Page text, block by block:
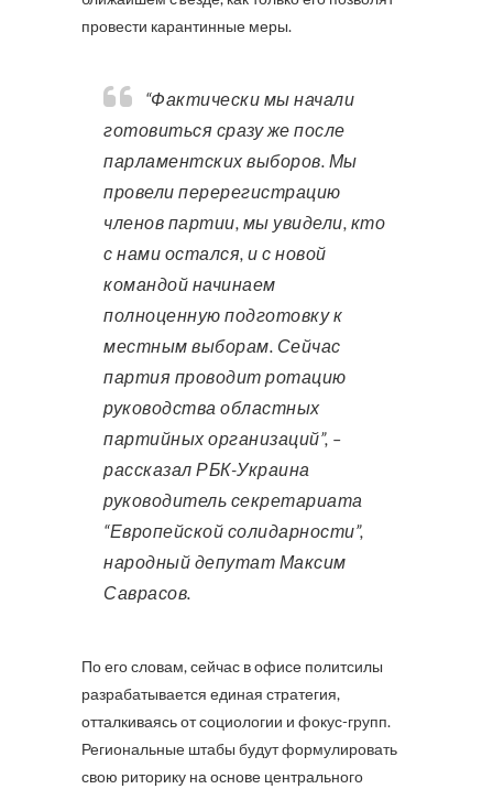
провести карантинные меры.
“Фактически мы начали
готовиться сразу же после
парламентских выборов. Мы
провели перерегистрацию
членов партии, мы увидели, кто
с нами остался, и с новой
командой начинаем
полноценную подготовку к
местным выборам. Сейчас
партия проводит ротацию
руководства областных
партийных организаций”, –
рассказал РБК-Украина
руководитель секретариата
“Европейской солидарности”,
народный депутат Максим
Саврасов.
По его словам, сейчас в офисе политсилы
разрабатывается единая стратегия,
отталкиваясь от социологии и фокус-групп.
Региональные штабы будут формулировать
свою риторику на основе центрального